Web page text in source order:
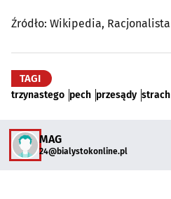
Źródło: Wikipedia, Racjonalista
TAGI
trzynastego pech przesądy strach
MAG
24@bialystokonline.pl